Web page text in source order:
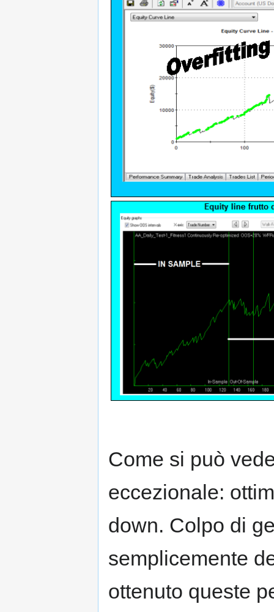
Come si può
eccezionale:
down. Colpo di
semplicemente
ottenuto queste